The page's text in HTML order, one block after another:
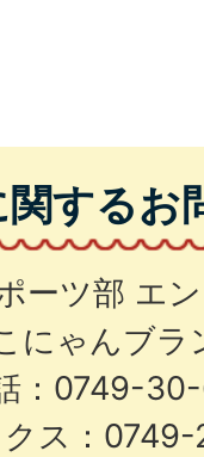
するお
ーツ部 エ
にゃんブラ
：0749-
クス：